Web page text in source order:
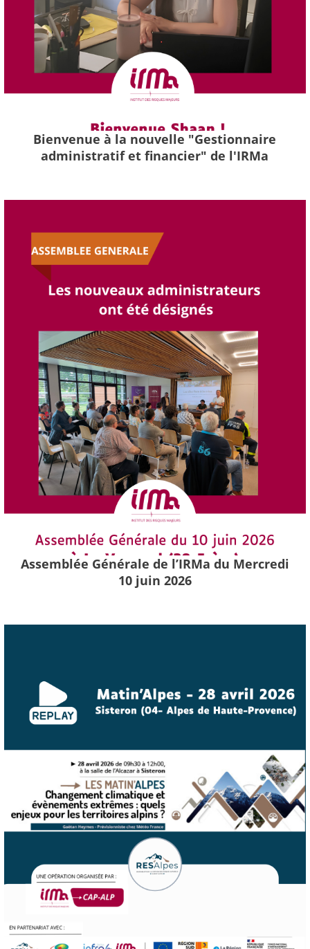
Bienvenue à la nouvelle "Gestionnaire
administratif et financier" de l'IRMa
Assemblée Générale de l’IRMa du Mercredi
10 juin 2026